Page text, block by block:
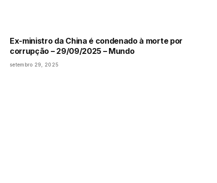
Ex-ministro da China é condenado à morte por
corrupção – 29/09/2025 – Mundo
setembro 29, 2025